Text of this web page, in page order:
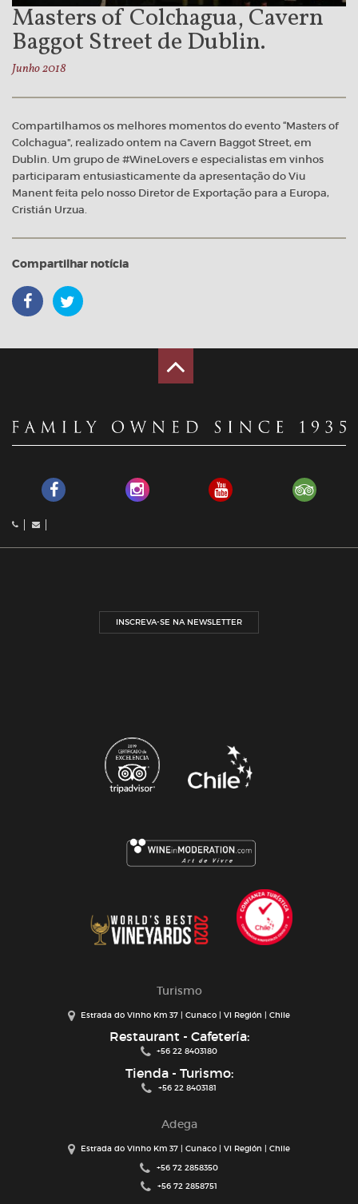
Masters of Colchagua, Cavern
Baggot Street de Dublin.
Junho 2018
Compartilhamos os melhores momentos do evento “Masters of
Colchagua”, realizado ontem na Cavern Baggot Street, em
Dublin. Um grupo de #WineLovers e especialistas em vinhos
participaram entusiasticamente da apresentação do Viu
Manent feita pelo nosso Diretor de Exportação para a Europa,
Cristián Urzua.
Compartilhar notícia
INSCREVA-SE NA NEWSLETTER
Turismo
Estrada do Vinho Km 37 | Cunaco | VI Región | Chile
Restaurant - Cafetería:
+56 22 8403180
Tienda - Turismo:
+56 22 8403181
Adega
Estrada do Vinho Km 37 | Cunaco | VI Región | Chile
+56 72 2858350
+56 72 2858751